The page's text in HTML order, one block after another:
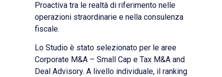
Proactiva tra le realtà di riferimento nelle
operazioni straordinarie e nella consulenza
fiscale.
Lo Studio è stato selezionato per le aree
Corporate M&A – Small Cap e Tax M&A and
Deal Advisory. A livello individuale, il ranking